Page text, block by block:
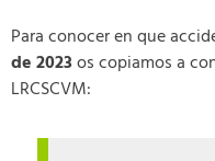
Para conocer en que
de 2023os copiamos a
LRCSCVM: